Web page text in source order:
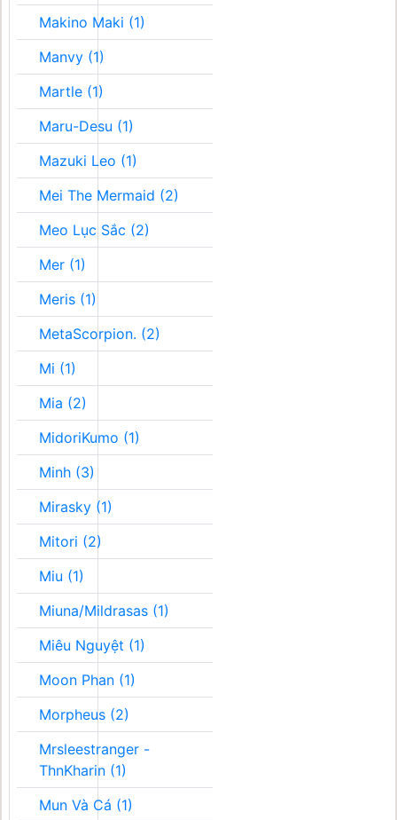
Makino Maki (1)
Manvy (1)
Martle (1)
Maru-Desu (1)
Mazuki Leo (1)
Mei The Mermaid (2)
Meo Lục Sắc (2)
Mer (1)
Meris (1)
MetaScorpion. (2)
Mi (1)
Mia (2)
MidoriKumo (1)
Minh (3)
Mirasky (1)
Mitori (2)
Miu (1)
Miuna/Mildrasas (1)
Miêu Nguyệt (1)
Moon Phan (1)
Morpheus (2)
Mrsleestranger -
ThnKharin (1)
Mun Và Cá (1)